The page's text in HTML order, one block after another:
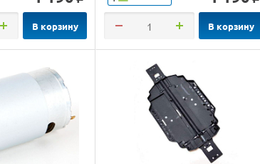
В корзину В корзину